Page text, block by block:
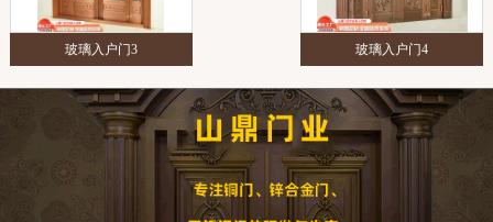
玻璃入户门3 玻璃入户门4